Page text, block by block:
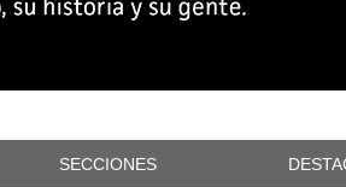
SECCIONES